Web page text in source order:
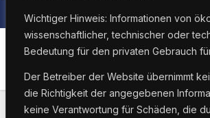
Wichtiger Hinweis: Informationen von
wissenschaftlicher, technischer oder
Bedeutung für den privaten Gebrauch
Der Betreiber der Website übernimmt
die Richtigkeit der angegebenen
keine Verantwortung für Schäden, die
FTM-400DRDE